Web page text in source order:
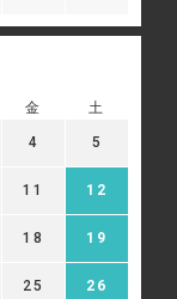
金 土
4 5
11 12
18 19
25 26